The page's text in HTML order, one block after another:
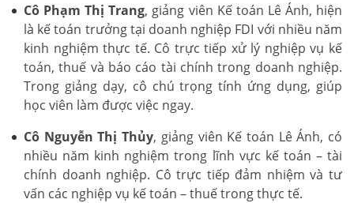
Cô Phạm Thị Trang, giảng viên Kế toán Lê Ánh, hiện
là kế toán trưởng tại doanh nghiệp FDI với nhiều năm
kinh nghiệm thực tế. Cô trực tiếp xử lý nghiệp vụ kế
toán, thuế và báo cáo tài chính trong doanh nghiệp.
Trong giảng dạy, cô chú trọng tính ứng dụng, giúp
học viên làm được việc ngay.
Cô Nguyễn Thị Thủy, giảng viên Kế toán Lê Ánh, có
nhiều năm kinh nghiệm trong lĩnh vực kế toán – tài
chính doanh nghiệp. Cô trực tiếp đảm nhiệm và tư
vấn các nghiệp vụ kế toán – thuế trong thực tế.